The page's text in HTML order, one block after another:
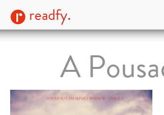
readfy.
A